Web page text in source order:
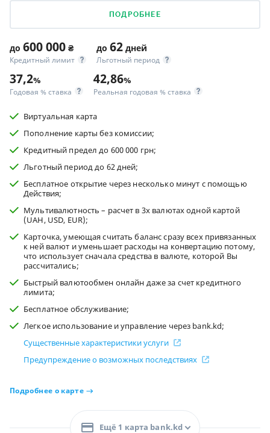
ПОДРОБНЕЕ
до 600 000 ₴
Кредитный лимит
до 62 дней
Льготный период
37,2%
Годовая % ставка
42,86%
Реальная годовая % ставка
Виртуальная карта
Пополнение карты без комиссии;
Кредитный предел до 600 000 грн;
Льготный период до 62 дней;
Бесплатное открытие через несколько минут с помощью
Действия;
Мультивалютность – расчет в 3х валютах одной картой
(UAH, USD, EUR);
Карточка, умеющая считать баланс сразу всех привязанных
к ней валют и уменьшает расходы на конвертацию потому,
что использует сначала средства в валюте, которой Вы
рассчитались;
Быстрый валютообмен онлайн даже за счет кредитного
лимита;
Бесплатное обслуживание;
Легкое использование и управление через bank.kd;
Существенные характеристики услуги
Предупреждение о возможных последствиях
Подробнее о карте
Ещё 1 карта bank.kd